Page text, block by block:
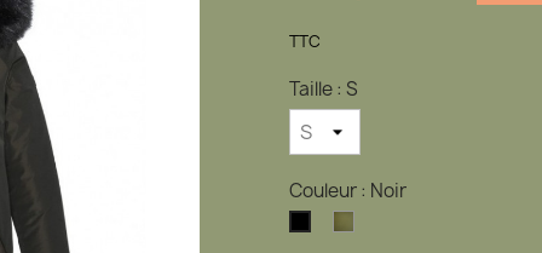
TTC
Taille : S
Couleur : Noir